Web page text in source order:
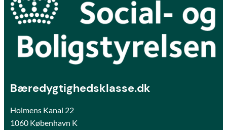
Bæredygtighedsklasse.dk
Holmens Kanal 22
1060 København K